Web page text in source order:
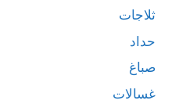
ثلاجات
حداد
صباغ
غسالات